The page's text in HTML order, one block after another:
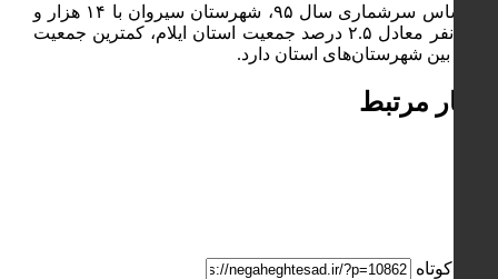
بر اساس سرشماری سال ۹۵، شهرستان سیروان با ۱۴ هزار و
۴۴۰ نفر معادل ۲.۵ درصد جمعیت استان ایلام، کمترین جمعیت
را در بین شهرستان‌های استان دارد.
اخبار مرتبط
لینک کوتاه